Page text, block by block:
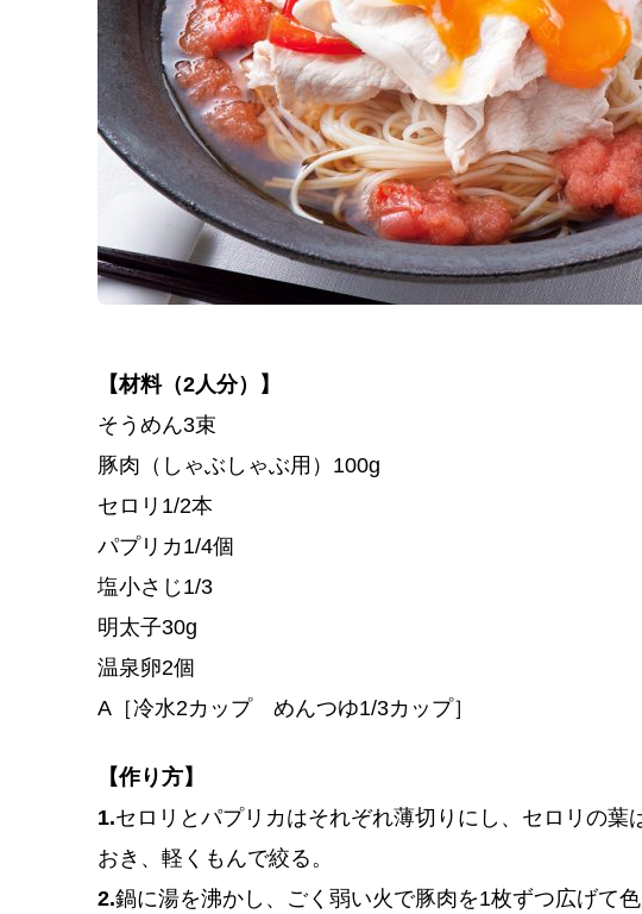
【材料（2人分）】
そうめん3束
豚肉（しゃぶしゃぶ用）100g
セロリ1/2本
パプリカ1/4個
塩小さじ1/3
明太子30g
温泉卵2個
A［冷水2カップ めんつゆ1/3カップ］
【作り方】
1.セロリとパプリカはそれぞれ薄切りにし、セロリの葉
おき、軽くもんで絞る。
2.鍋に湯を沸かし、ごく弱い火で豚肉を1枚ずつ広げて